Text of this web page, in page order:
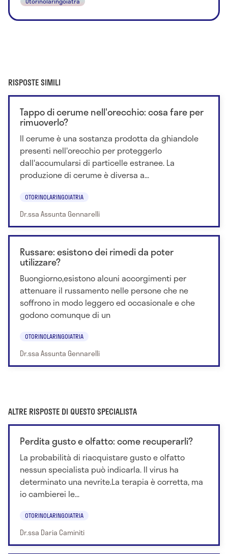
RISPOSTE SIMILI
Tappo di cerume nell'orecchio: cosa fare per
rimuoverlo?
Il cerume è una sostanza prodotta da ghiandole
presenti nell'orecchio per proteggerlo
dall'accumularsi di particelle estranee. La
produzione di cerume è diversa a...
OTORINOLARINGOIATRIA
Dr.ssa Assunta Gennarelli
Russare: esistono dei rimedi da poter
utilizzare?
Buongiorno,esistono alcuni accorgimenti per
attenuare il russamento nelle persone che ne
soffrono in modo leggero ed occasionale e che
godono comunque di un
OTORINOLARINGOIATRIA
Dr.ssa Assunta Gennarelli
ALTRE RISPOSTE DI QUESTO SPECIALISTA
Perdita gusto e olfatto: come recuperarli?
La probabilità di riacquistare gusto e olfatto
nessun specialista può indicarla. Il virus ha
determinato una nevrite.La terapia è corretta, ma
io cambierei le...
OTORINOLARINGOIATRIA
Dr.ssa Daria Caminiti